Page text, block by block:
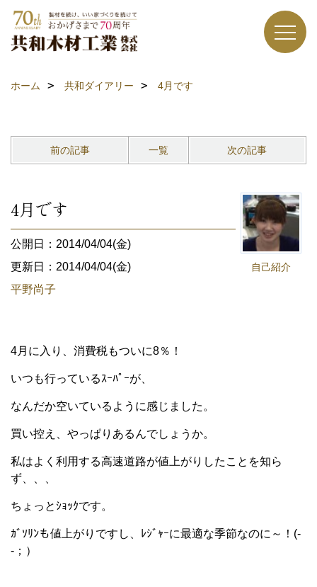
ホーム 共和ダイアリー 4月です
前の記事 一覧 次の記事
自己紹介
4月です
公開日：2014/04/04(金)
更新日：2014/04/04(金)
平野尚子
4月に入り、消費税もついに8％！
いつも行っているｽｰﾊﾟｰが、
なんだか空いているように感じました。
買い控え、やっぱりあるんでしょうか。
私はよく利用する高速道路が値上がりしたことを知ら
ず、、、
ちょっとｼｮｯｸです。
ｶﾞｿﾘﾝも値上がりですし、ﾚｼﾞｬｰに最適な季節なのに～！(-
-；）